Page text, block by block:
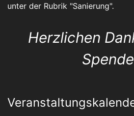
unter der Rubrik "Sanierung".
Herzlichen